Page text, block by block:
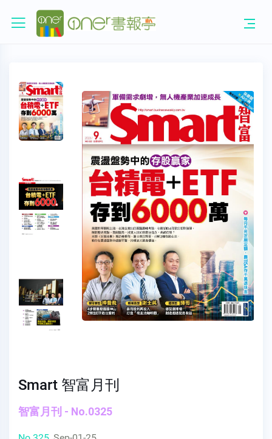
Smart 智富月刊
智富月刊 - No.0325